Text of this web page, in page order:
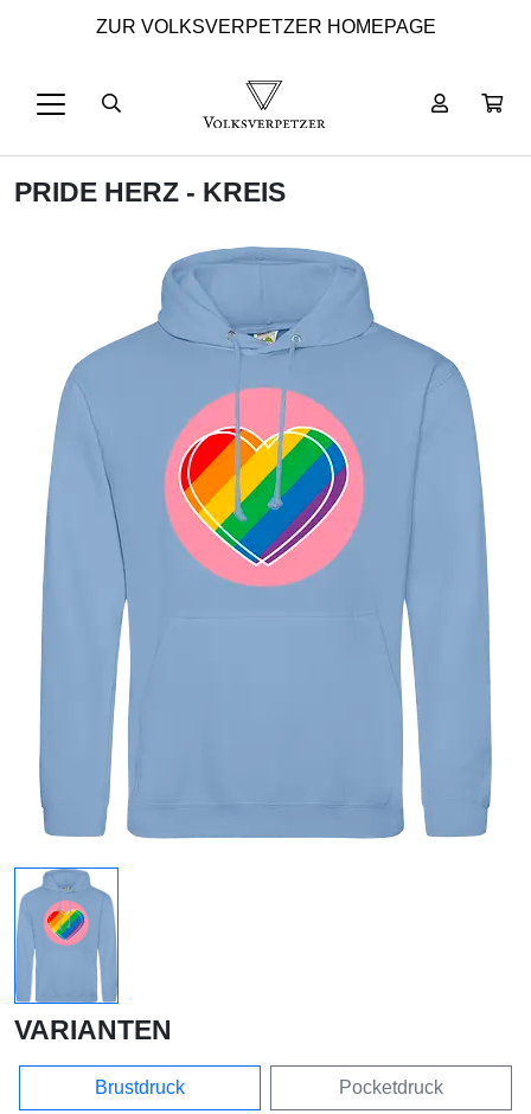
ZUR VOLKSVERPETZER HOMEPAGE
PRIDE HERZ - KREIS
VARIANTEN
Brustdruck Pocketdruck